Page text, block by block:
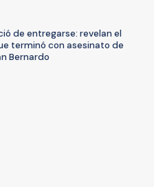
de entregarse: revelan el
terminó con asesinato de
Bernardo